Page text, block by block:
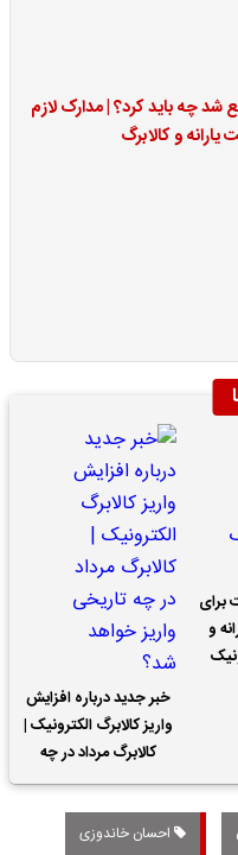
شد چه باید کرد؟ | مدارک لازم
یارانه و کالابرگ
برای
و
خبر جدید درباره افزایش
واریز کالابرگ الکترونیک |
کالابرگ مرداد در چه
تاریخی واریز خواهد شد؟
احسان خاندوزی